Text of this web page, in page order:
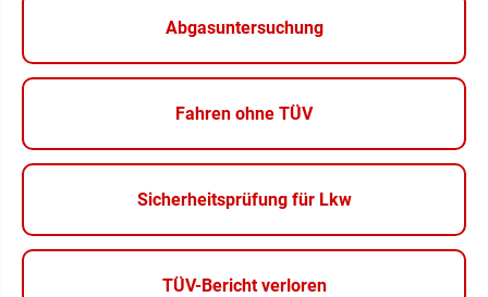
Abgasuntersuchung
Fahren ohne TÜV
Sicherheitsprüfung für Lkw
TÜV-Bericht verloren